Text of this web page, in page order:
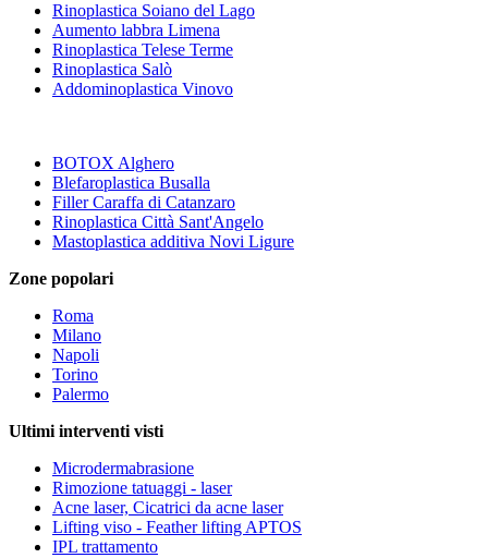
Rinoplastica Soiano del Lago
Aumento labbra Limena
Rinoplastica Telese Terme
Rinoplastica Salò
Addominoplastica Vinovo
BOTOX Alghero
Blefaroplastica Busalla
Filler Caraffa di Catanzaro
Rinoplastica Città Sant'Angelo
Mastoplastica additiva Novi Ligure
Zone popolari
Roma
Milano
Napoli
Torino
Palermo
Ultimi interventi visti
Microdermabrasione
Rimozione tatuaggi - laser
Acne laser, Cicatrici da acne laser
Lifting viso - Feather lifting APTOS
IPL trattamento